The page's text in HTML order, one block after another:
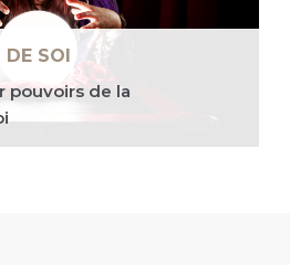
SOI
pouvoirs de la